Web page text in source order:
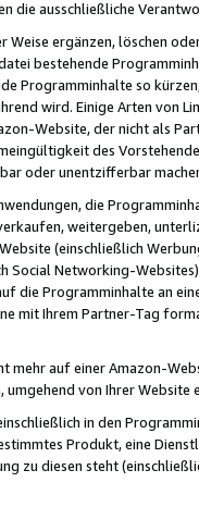
die ausschließliche
Weise ergänzen, löschen
bestehende
Programminhalte so
wird. Einige Arten von
Website, der nicht als
des
oder unentzifferbar
die
weitergeben,
(einschließlich
Social Networking-
die Programminhalte an
mit Ihrem Partner-Tag
mehr auf einer Amazon-
von Ihrer
in den
Produkt, eine
zu diesen steht